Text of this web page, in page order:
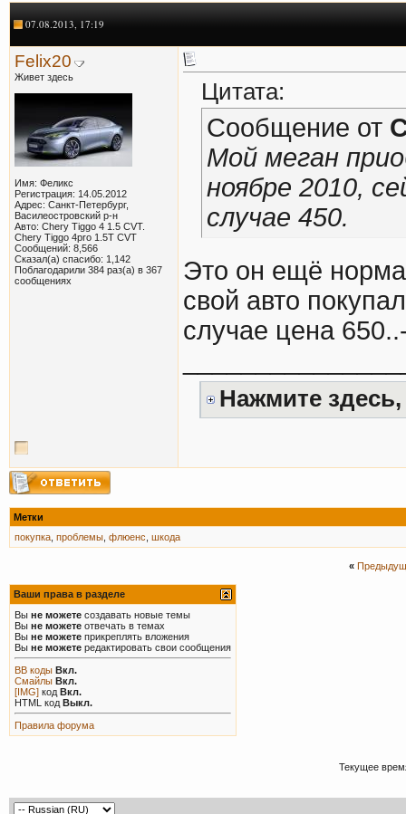
07.08.2013, 17:19
Felix20
Живет здесь
Имя: Феликс
Регистрация: 14.05.2012
Адрес: Санкт-Петербург,
Василеостровский р-н
Авто: Chery Tiggo 4 1.5 CVT.
Chery Tiggo 4pro 1.5T CVT
Сообщений: 8,566
Сказал(а) спасибо: 1,142
Поблагодарили 384 раз(а) в 367
сообщениях
Цитата:
Сообщение от
Мой меган
ноябре 2010,
случае 450.
Это он ещё
свой авто
случае цена
Нажмите
Метки
покупка проблемы флюенс шкода
«
Ваши права в разделе
Вы не можете создавать новые темы
Вы не можете отвечать в темах
Вы не можете прикреплять вложения
Вы не можете редактировать свои сообщения
BB коды Вкл.
Смайлы Вкл.
[IMG] код Вкл.
HTML код Выкл.
Правила форума
Текущее